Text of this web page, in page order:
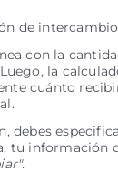
de intercambio
con la
la
cuánto
debes
tu información
.